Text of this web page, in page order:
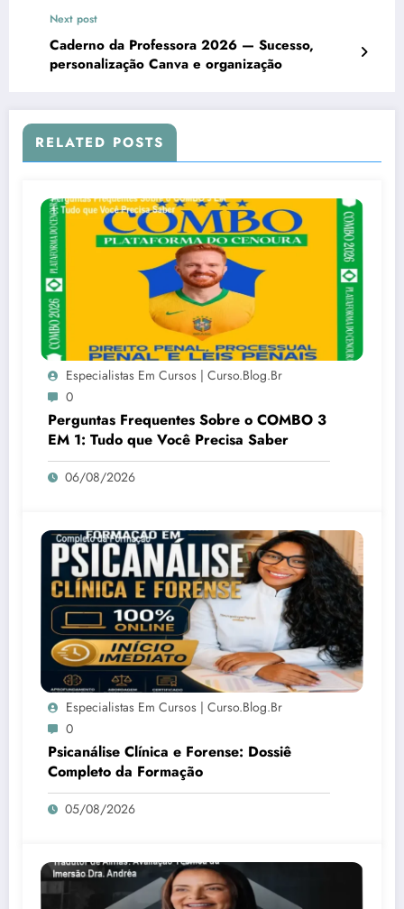
Next post
Caderno da Professora 2026 — Sucesso,
personalização Canva e organização
RELATED POSTS
Especialistas Em Cursos | Curso.blog.br
0
Perguntas Frequentes Sobre o COMBO 3
EM 1: Tudo que Você Precisa Saber
06/08/2026
Especialistas Em Cursos | Curso.blog.br
0
Psicanálise Clínica e Forense: Dossiê
Completo da Formação
05/08/2026